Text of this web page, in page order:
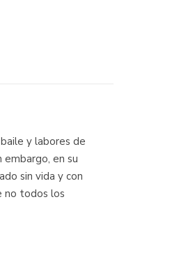
y labores de
en su
sin vida y con
no todos los